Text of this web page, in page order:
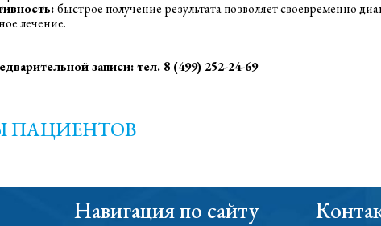
быстрое получение результата позволяет своевременно
лечение.
записи: тел. 8 (499) 252-24-69
ПАЦИЕНТОВ
Навигация по сайту